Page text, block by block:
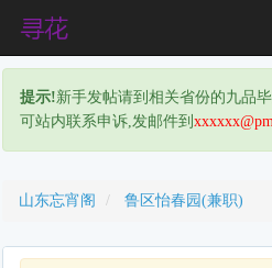
提示!新手发帖请到相关省份的九品
可站内联系申诉,发邮件到
山东忘宵阁 鲁区怡春园(兼职)